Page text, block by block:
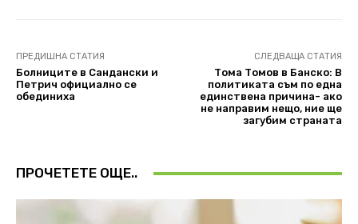
ПРЕДИШНА СТАТИЯ
Болниците в Сандански и
Петрич официално се
обединиха
СЛЕДВАЩА СТАТИЯ
Тома Томов в Банско: В
политиката съм по една
единствена причина- ако
не направим нещо, ние ще
загубим страната
ПРОЧЕТЕТЕ ОЩЕ..